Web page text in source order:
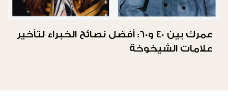
عمرك بين 40 و60: أفضل نصائح الخبراء لتأخير
علامات الشيخوخة